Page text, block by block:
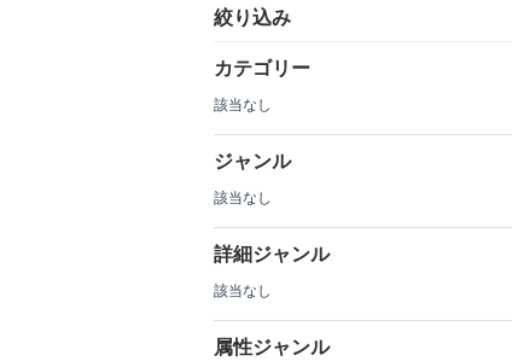
絞り込み
カテゴリー
該当なし
ジャンル
該当なし
詳細ジャンル
該当なし
属性ジャンル